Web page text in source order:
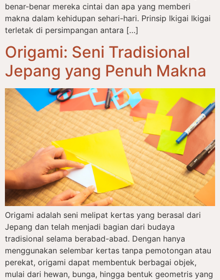
benar-benar mereka cintai dan apa yang memberi
makna dalam kehidupan sehari-hari. Prinsip Ikigai Ikigai
terletak di persimpangan antara […]
Origami: Seni Tradisional
Jepang yang Penuh Makna
Origami adalah seni melipat kertas yang berasal dari
Jepang dan telah menjadi bagian dari budaya
tradisional selama berabad-abad. Dengan hanya
menggunakan selembar kertas tanpa pemotongan atau
perekat, origami dapat membentuk berbagai objek,
mulai dari hewan, bunga, hingga bentuk geometris yang